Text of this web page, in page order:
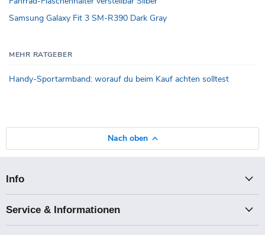
Samsung Galaxy Fit 3 SM-R390 Dark Gray
MEHR RATGEBER
Handy-Sportarmband: worauf du beim Kauf achten solltest
Nach oben
Info
Service & Informationen